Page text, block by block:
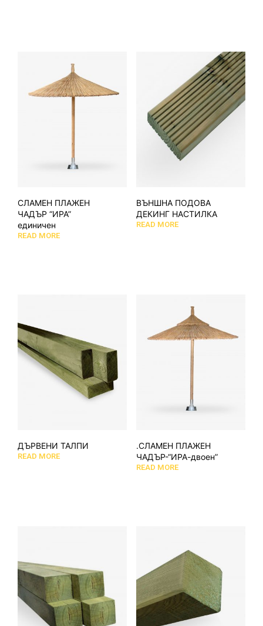
СЛАМЕН ПЛАЖЕН
ЧАДЪР “ИРА”
единичен
READ MORE
ВЪНШНА ПОДОВА
ДЕКИНГ НАСТИЛКА
READ MORE
ДЪРВЕНИ ТАЛПИ
READ MORE
.СЛАМЕН ПЛАЖЕН
ЧАДЪР-“ИРА-двоен”
READ MORE